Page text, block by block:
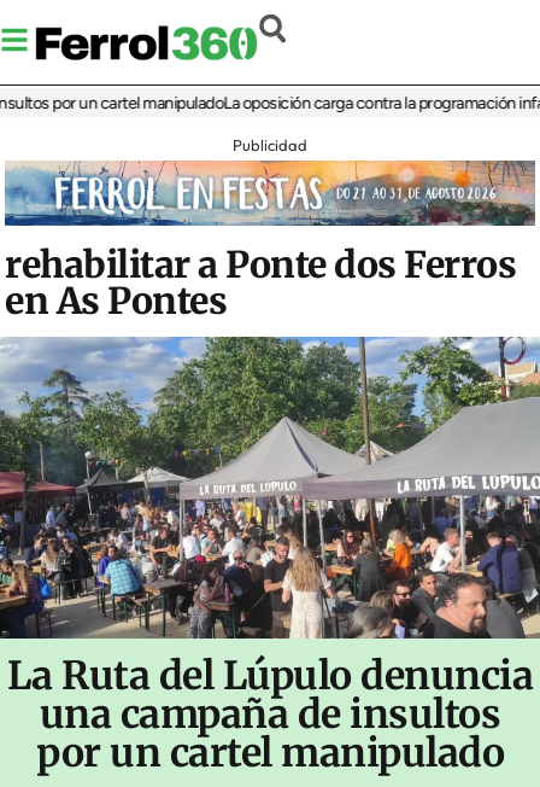
por un cartel manipuladoLa oposición carga contra la programación infantil
Publicidad
rehabilitar a Ponte dos Ferros
en As Pontes
La Ruta del Lúpulo denuncia
una campaña de insultos
por un cartel manipulado